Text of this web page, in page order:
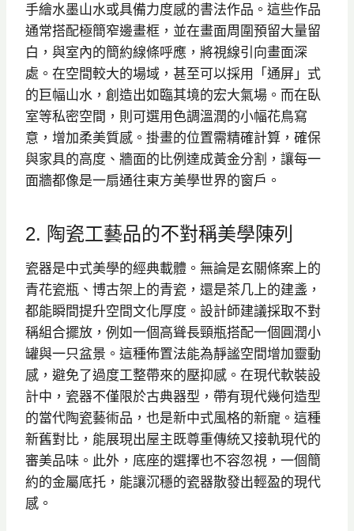
手繪水墨山水或具備力度感的書法作品。這些作品
通常搭配極簡窄邊畫框，並在畫面周圍預留大量留
白，與室內的簡約線條呼應，將視線引向畫面深
處。在空間較大的場域，甚至可以採用「通屏」式
的巨幅山水，創造出如臨其境的宏大氣場。而在臥
室等私密空間，則可選用色調溫潤的小幅花鳥寫
意，增加柔美質感。掛畫的位置需精確計算，確保
與家具的高度、牆面的比例達成黃金分割，讓每一
面牆都像是一扇通往東方美學世界的窗戶。
2. 陶瓷工藝品的不對稱美學陳列
瓷器是中式美學的經典載體。無論是玄關條案上的
青花瓷瓶、博古架上的青瓷，還是茶几上的建盞，
都能瞬間提升空間文化厚度。設計師建議採取不對
稱組合擺放，例如一個高聳長頸瓶搭配一個圓潤小
罐與一只盆景。這種佈置法能為靜謐空間增加靈動
感，避免了過度工整帶來的壓抑感。在現代軟裝設
計中，瓷器不僅限於古典器型，帶有現代幾何造型
的當代陶瓷藝術品，也是新中式風格的新寵。這種
新舊對比，能展現出屋主既尊重傳統又接軌現代的
審美品味。此外，底座的選擇也不容忽視，一個簡
約的金屬底托，能讓沉穩的瓷器散發出輕盈的現代
感。